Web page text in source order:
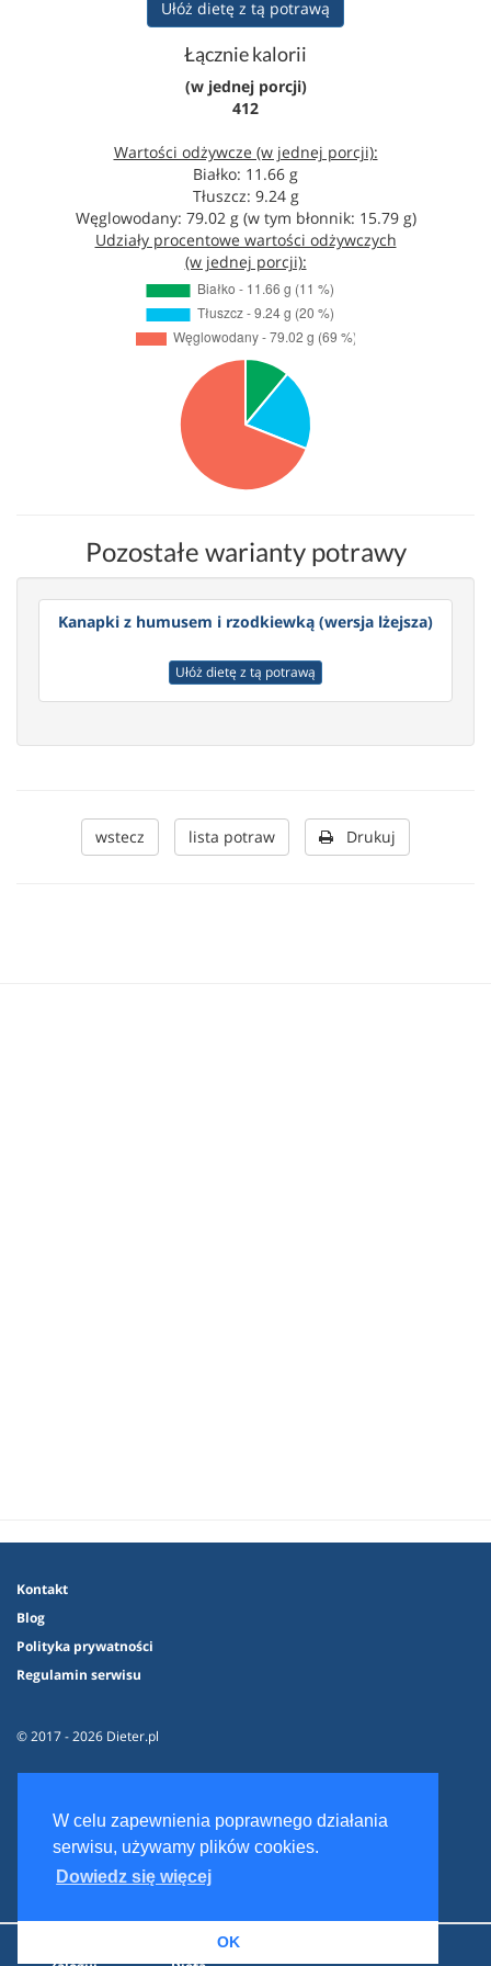
W celu zapewnienia poprawnego działania
serwisu, używamy plików cookies.
Dowiedz się więcej
OK
Ułóż dietę z tą potrawą
Łącznie kalorii
(w jednej porcji)
412
Wartości odżywcze (w jednej porcji):
Białko: 11.66 g
Tłuszcz: 9.24 g
Węglowodany: 79.02 g (w tym błonnik: 15.79 g)
Udziały procentowe wartości odżywczych
(w jednej porcji):
Pozostałe warianty potrawy
Kanapki z humusem i rzodkiewką (wersja lżejsza)
Ułóż dietę z tą potrawą
wstecz lista potraw Drukuj
Kontakt
Blog
Polityka prywatności
Regulamin serwisu
© 2017 - 2026 Dieter.pl